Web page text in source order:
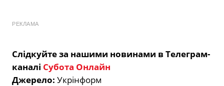
РЕКЛАМА
Слідкуйте за нашими новинами в Телеграм-
каналі Субота Онлайн
Джерело: Укрінформ